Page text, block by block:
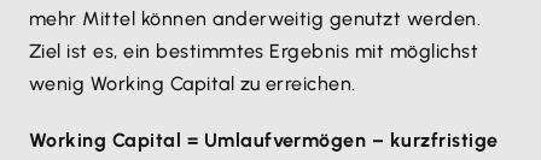
mehr Mittel können anderweitig genutzt werden.
Ziel ist es, ein bestimmtes Ergebnis mit möglichst
wenig Working Capital zu erreichen.
Working Capital = Umlaufvermögen – kurzfristige